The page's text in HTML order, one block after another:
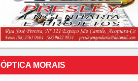
ÓPTICA MORAIS